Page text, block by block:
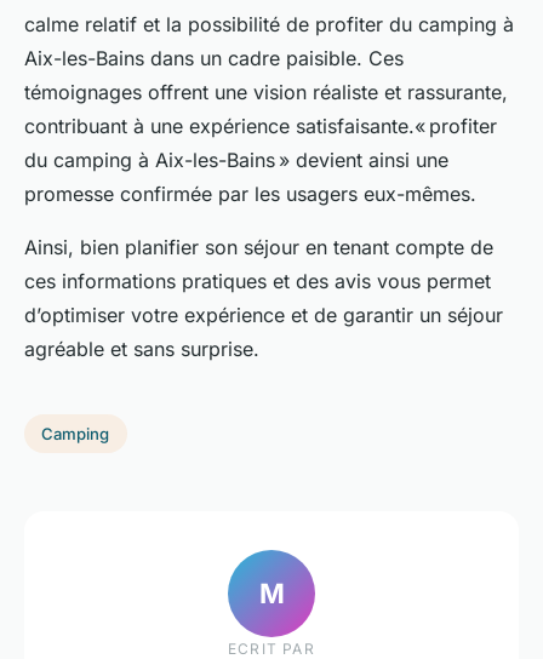
calme relatif et la possibilité de profiter du camping à
Aix-les-Bains dans un cadre paisible. Ces
témoignages offrent une vision réaliste et rassurante,
contribuant à une expérience satisfaisante.« profiter
du camping à Aix-les-Bains » devient ainsi une
promesse confirmée par les usagers eux-mêmes.
Ainsi, bien planifier son séjour en tenant compte de
ces informations pratiques et des avis vous permet
d’optimiser votre expérience et de garantir un séjour
agréable et sans surprise.
Camping
M
ECRIT PAR